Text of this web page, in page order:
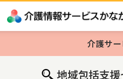
介護サ
地域包括支